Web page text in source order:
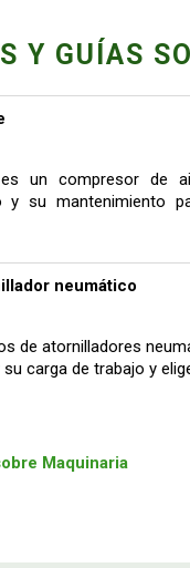
Y GUÍAS
un compresor de
y su mantenimiento
neumático
de atornilladores
carga de trabajo y
Maquinaria